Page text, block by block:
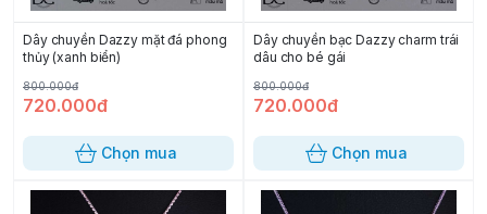
Dây chuyền Dazzy mặt đá phong
thủy (xanh biển)
800.000đ
720.000đ
Chọn mua
Dây chuyền bạc Dazzy charm trái
dâu cho bé gái
800.000đ
720.000đ
Chọn mua